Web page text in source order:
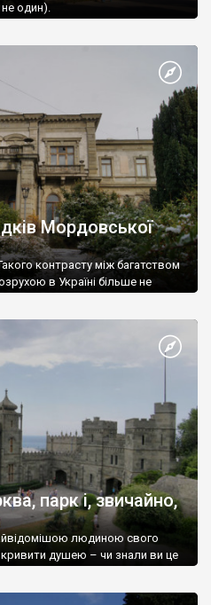
не один).
Мордовської
контрасту між багатством
в Україні більше не
парк і, звичайно,
людиною свого
душею – чи знали ви це